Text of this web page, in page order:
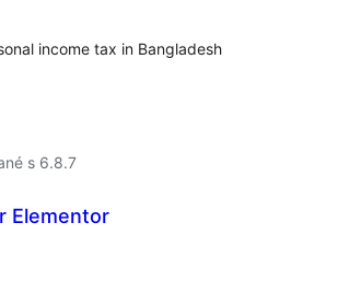
income tax in Bangladesh
s 6.8.7
Elementor